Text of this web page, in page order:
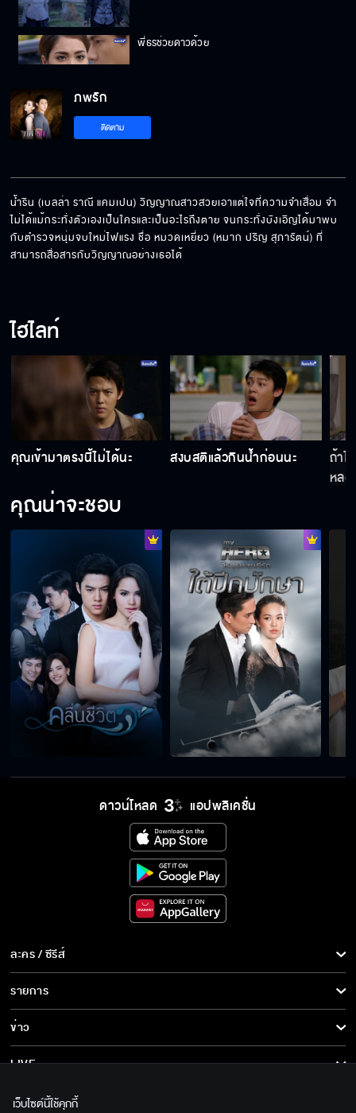
พี่ธรช่วยดาวด้วย
น้ำกลับมาหาแม่เหรอลูก
ผมจะลิขิตชีวิตให้คุณเอง
ไม่ว่าจะเกิดอะไรผมจะอยู่กับคุณ
แม่ยังรอน้ำอยู่เสมอ
ให้ผมหอมแก้มคืน ก็หายกันแล้ว
คุณช่วยทำให้แม่เข้าใจได้มั้ย
ร่างของหล่อนอาจจะถูกทำลาย
ฉันจะทำให้แกตายอย่างทรมาน
ฉันดีใจที่มีคุณที่เห็นฉัน
ภพรัก
ติดตาม
น้ำริน (เบลล่า ราณี แคมเปน) วิญญาณสาวสวยเอาแต่ใจที่ความจำเสื่อม จำ
ไม่ได้แม้กระทั่งตัวเองเป็นใครและเป็นอะไรถึงตาย จนกระทั่งบังเอิญได้มาพบ
กับตำรวจหนุ่มจบใหม่ไฟแรง ชื่อ หมวดเหยี่ยว (หมาก ปริญ สุภารัตน์) ที่
สามารถสื่อสารกับวิญญาณอย่างเธอได้
ไฮไลท์
คุณเข้ามาตรงนี้ไม่ได้นะ สงบสติแล้วกินน้ำก่อนนะ
ถ้าไ
หล
คุณน่าจะชอบ
ดาวน์โหลด แอปพลิเคชั่น
ละคร / ซีรีส์
ละคร/ซีรีส์
ซีรีส์นานาชาติ
การ์ตูน & เกม
รายการ
รายการทั้งหมด
ข่าว
ข่าวทั้งหมด
LIVE
เกี่ยวกับเรา
เว็บไซต์นี้ใช้คุกกี้